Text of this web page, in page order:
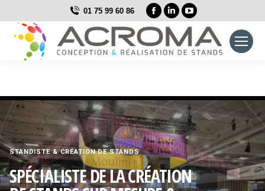
01 75 99 60 86
La
page
Facebook
s'ouvre
nouvelle
fenêtre
La
page
LinkedIn
s'ouvre
nouvelle
fenêtre
La
page
YouTube
s'ouvre
nouvelle
fenêtre
STANDISTE & CRÉATION DE STANDS
SPÉCIALISTE DE LA CRÉATION